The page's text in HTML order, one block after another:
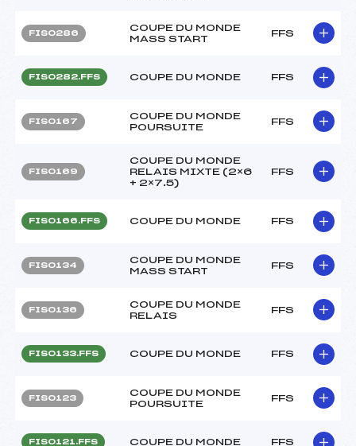
FIS0286
COUPE DU MONDE
MASS START
FFS
FIS0282.FFS COUPE DU MONDE FFS
FIS0167
COUPE DU MONDE
POURSUITE
FFS
FIS0169
COUPE DU MONDE
RELAIS MIXTE (2×6
+ 2×7.5)
FFS
FIS0166.FFS COUPE DU MONDE FFS
FIS0134
COUPE DU MONDE
MASS START
FFS
FIS0136
COUPE DU MONDE
RELAIS
FFS
FIS0133.FFS COUPE DU MONDE FFS
FIS0123
COUPE DU MONDE
POURSUITE
FFS
FIS0121.FFS COUPE DU MONDE FFS